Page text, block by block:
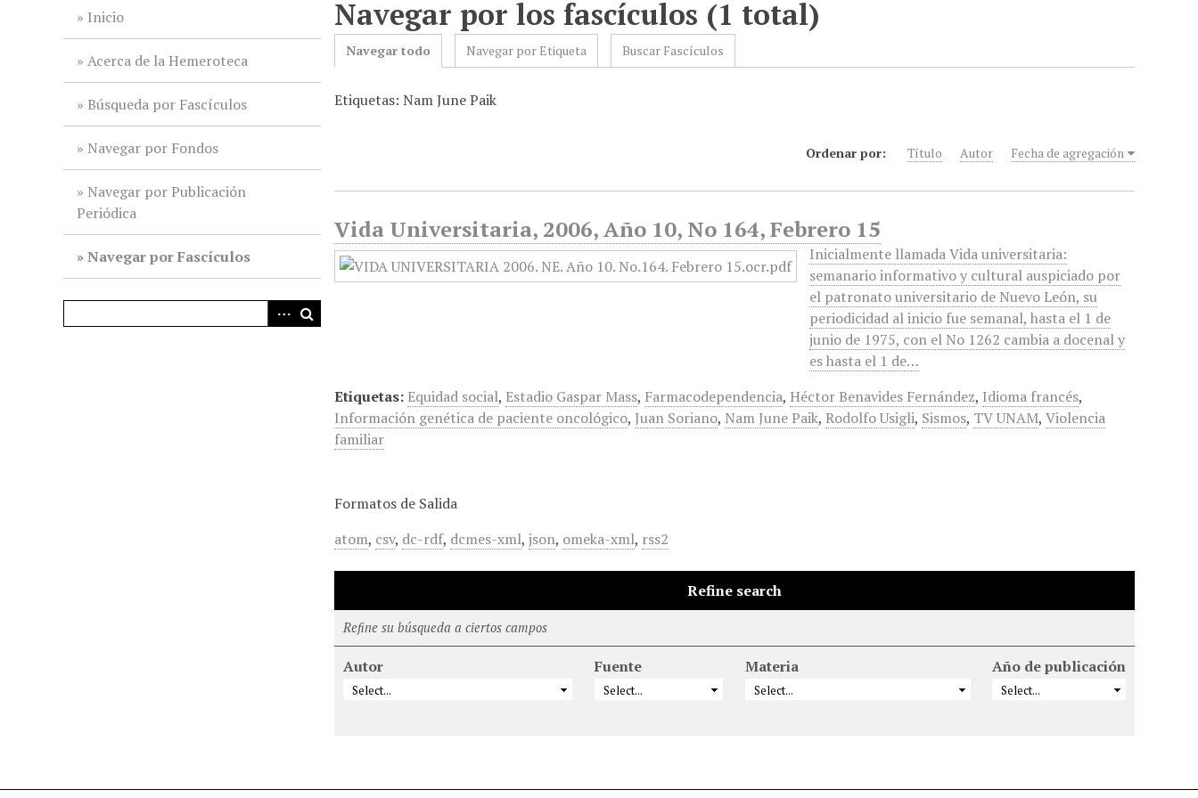
Inicio
Acerca de la Hemeroteca
Búsqueda por Fascículos
Navegar por Fondos
Navegar por Publicación
Periódica
Navegar por Fascículos
Navegar por los fascículos (1 total)
Navegar todo Navegar por Etiqueta Buscar Fascículos
Etiquetas: Nam June Paik
Ordenar por: Título Autor Fecha de agregación
Vida Universitaria, 2006, Año 10, No 164, Febrero 15
Inicialmente llamada Vida universitaria:
semanario informativo y cultural auspiciado por
el patronato universitario de Nuevo León, su
periodicidad al inicio fue semanal, hasta el 1 de
junio de 1975, con el No 1262 cambia a docenal y
es hasta el 1 de…
Etiquetas: Equidad social, Estadio Gaspar Mass, Farmacodependencia, Héctor Benavides Fernández, Idioma francés,
Información genética de paciente oncológico, Juan Soriano, Nam June Paik, Rodolfo Usigli, Sismos, TV UNAM,Violencia
familiar
Formatos de Salida
atom, csv, dc-rdf, dcmes-xml,json, omeka-xml, rss2
Refine search
Refine su búsqueda a ciertos campos
Autor Fuente Materia Año de publicación